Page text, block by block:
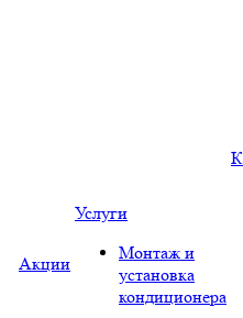
Акции
Услуги
Монтаж и
установка
кондиционера